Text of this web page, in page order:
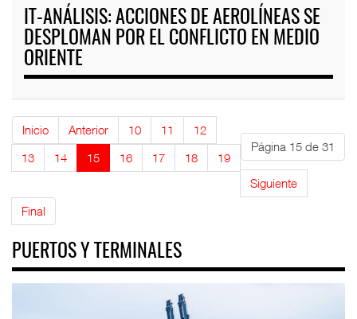
IT-ANÁLISIS: ACCIONES DE AEROLÍNEAS SE
DESPLOMAN POR EL CONFLICTO EN MEDIO
ORIENTE
Página 15 de 31
Inicio Anterior 10 11
12
13
14 15 16 17 18
19
Siguiente
Final
PUERTOS Y TERMINALES